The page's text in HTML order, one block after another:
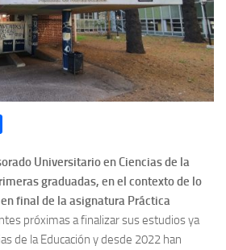
Universitario en Ciencias de la
graduadas, en el contexto de lo
final de la asignatura Práctica
próximas a finalizar sus estudios ya
de la Educación y desde 2022 han